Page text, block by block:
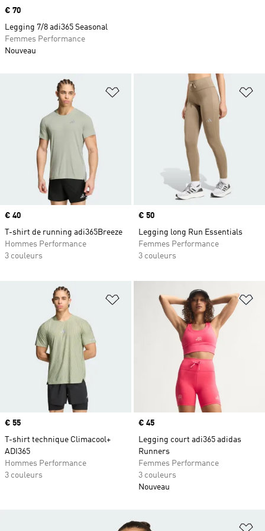
Ajouter à la Liste de produits
Prix
€ 40
T-shirt de running adi365Breeze
Hommes Performance
3 couleurs
Prix
€ 50
Legging long Run Essentials
Femmes Performance
3 couleurs
Ajouter à la Liste de produits
Prix
€ 55
T-shirt technique Climacool+
ADI365
Hommes Performance
3 couleurs
Prix
€ 45
Legging court adi365 adidas
Runners
Femmes Performance
3 couleurs
Nouveau
Prix
€ 70
Legging 7/8 adi365 Seasonal
Femmes Performance
Nouveau